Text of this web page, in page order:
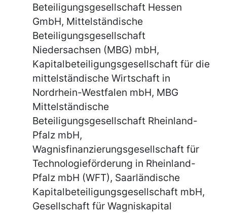
Beteiligungsgesellschaft Hessen
GmbH, Mittelständische
Beteiligungsgesellschaft
Niedersachsen (MBG) mbH,
Kapitalbeteiligungsgesellschaft für die
mittelständische Wirtschaft in
Nordrhein-Westfalen mbH, MBG
Mittelständische
Beteiligungsgesellschaft Rheinland-
Pfalz mbH,
Wagnisfinanzierungsgesellschaft für
Technologieförderung in Rheinland-
Pfalz mbH (WFT), Saarländische
Kapitalbeteiligungsgesellschaft mbH,
Gesellschaft für Wagniskapital